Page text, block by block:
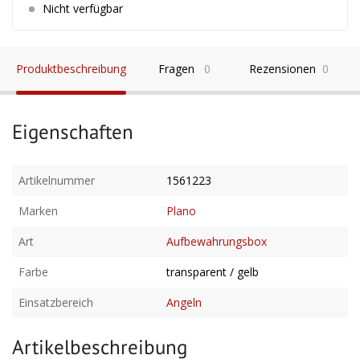
Nicht verfügbar
Produktbeschreibung Fragen 0 Rezensionen 0
Eigenschaften
Artikelnummer
1561223
Marken
Plano
Art
Aufbewahrungsbox
Farbe
transparent / gelb
Einsatzbereich
Angeln
Artikelbeschreibung